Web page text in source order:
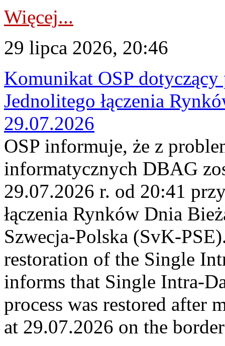
Więcej...
29 lipca 2026, 20:46
Komunikat OSP
Jednolitego łączenia
29.07.2026
OSP informuje, że z
informatycznych DBAG
29.07.2026 r. od 20:41
łączenia Rynków Dnia
Szwecja-Polska (SvK-
restoration of the Single
informs that Single Intra-
process was restored after
at 29.07.2026 on the